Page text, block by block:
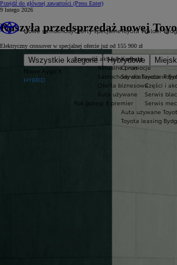
Przejdź do głównej zawartości (Press Enter)
Nowe samochody
Wszystkie kategorie Hybrydowe
Nowe Aygo X
HYBRID
Oferty specjalne
Sprawdź aktualne oferty
Aktualne promocje
Samochody dostawcze
Oferta biznesowa
Auta używane
Rok potęgi 8 premier
Toyota Walder
Kontakt
O nas
Serwis Toyota w
Części i
Serwis
Serwis
Auta używane
Toyota leasing
9 lutego 2026
Ruszyła przedsprzedaż nowej
Elektryczny crossover w specjalnej ofercie już od 155 900 zł